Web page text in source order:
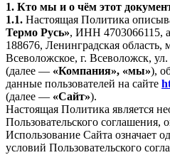
1. Кто мы и о чём этот
1.1. Настоящая Политика
Термо Русь», ИНН 4703066115,
188676, Ленинградская
Всеволожское, г. Всеволожск,
(далее — «Компания», «мы»),
данные пользователей на сайте
(далее — «Сайт»).
Настоящая Политика является
Пользовательского соглашения,
Использование Сайта означает
условий Пользовательского